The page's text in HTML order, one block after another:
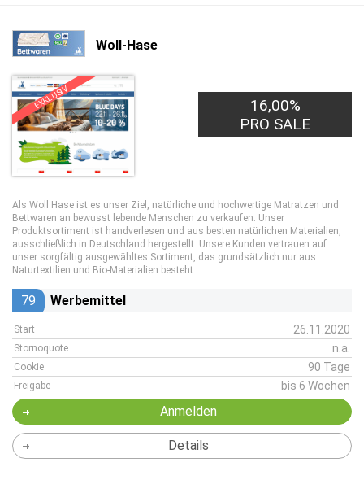
Woll-Hase
EXKLUSIV
16,00%
PRO SALE
Als Woll Hase ist es unser Ziel, natürliche und hochwertige Matratzen und
Bettwaren an bewusst lebende Menschen zu verkaufen. Unser
Produktsortiment ist handverlesen und aus besten natürlichen Materialien,
ausschließlich in Deutschland hergestellt. Unsere Kunden vertrauen auf
unser sorgfältig ausgewähltes Sortiment, das grundsätzlich nur aus
Naturtextilien und Bio-Materialien besteht.
79 Werbemittel
Start 26.11.2020
Stornoquote n.a.
Cookie 90 Tage
Freigabe bis 6 Wochen
Anmelden
Details